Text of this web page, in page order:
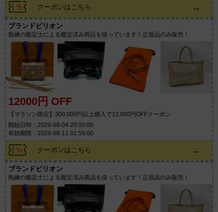
クーポンはこちら →
ブランドビリオン
熟練の鑑定士による鑑定済み商品を扱っています！正規品のみ販売！
12000円 OFF
【マラソン限定】300,000円以上購入で12,000円OFFクーポン
開始日時：2026-08-04 20:00:00
有効期限：2026-08-11 01:59:00
クーポンはこちら →
ブランドビリオン
熟練の鑑定士による鑑定済み商品を扱っています！正規品のみ販売！